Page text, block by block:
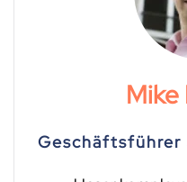
Mike
Geschäftsführer